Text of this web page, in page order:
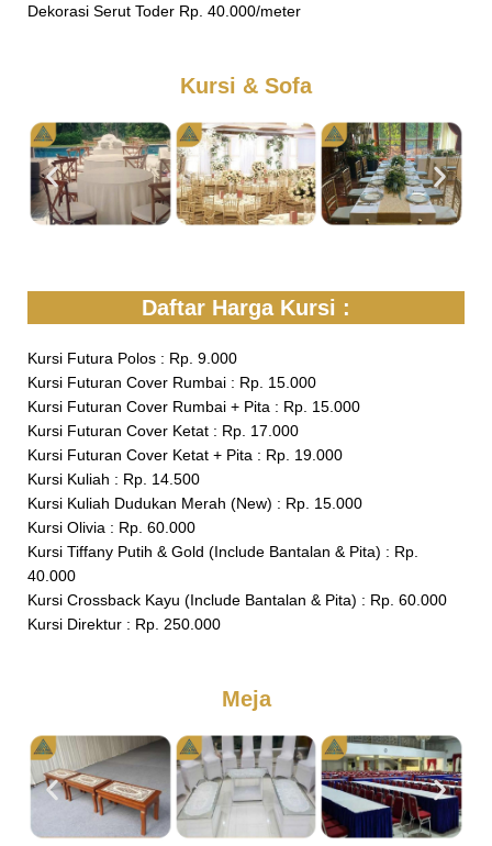
Dekorasi Serut Toder Rp. 40.000/meter
Kursi & Sofa
Daftar Harga Kursi :
Kursi Futura Polos : Rp. 9.000
Kursi Futuran Cover Rumbai : Rp. 15.000
Kursi Futuran Cover Rumbai + Pita : Rp. 15.000
Kursi Futuran Cover Ketat : Rp. 17.000
Kursi Futuran Cover Ketat + Pita : Rp. 19.000
Kursi Kuliah : Rp. 14.500
Kursi Kuliah Dudukan Merah (New) : Rp. 15.000
Kursi Olivia : Rp. 60.000
Kursi Tiffany Putih & Gold (Include Bantalan & Pita) : Rp.
40.000
Kursi Crossback Kayu (Include Bantalan & Pita) : Rp. 60.000
Kursi Direktur : Rp. 250.000
Meja